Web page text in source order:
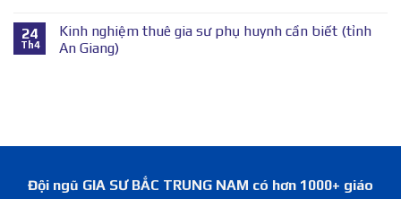
24
Th4
Kinh nghiệm thuê gia sư phụ huynh cần biết (tỉnh
An Giang)
Đội ngũ GIA SƯ BẮC TRUNG NAM có hơn 1000+ giáo